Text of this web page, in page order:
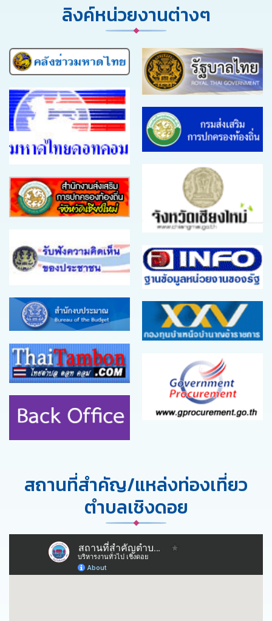
ลิงค์หน่วยงานต่างๆ
สถานที่สำคัญ/แหล่งท่องเที่ยว
ตำบลเชิงดอย